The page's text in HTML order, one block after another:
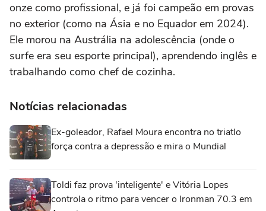
onze como profissional, e já foi campeão em provas
no exterior (como na Ásia e no Equador em 2024).
Ele morou na Austrália na adolescência (onde o
surfe era seu esporte principal), aprendendo inglês e
trabalhando como chef de cozinha.
Notícias relacionadas
Ex-goleador, Rafael Moura encontra no triatlo
força contra a depressão e mira o Mundial
Toldi faz prova 'inteligente' e Vitória Lopes
controla o ritmo para vencer o Ironman 70.3 em